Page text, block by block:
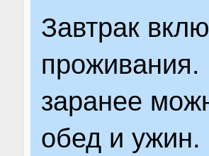
Завтрак
проживания.
заранее
обед и ужин.